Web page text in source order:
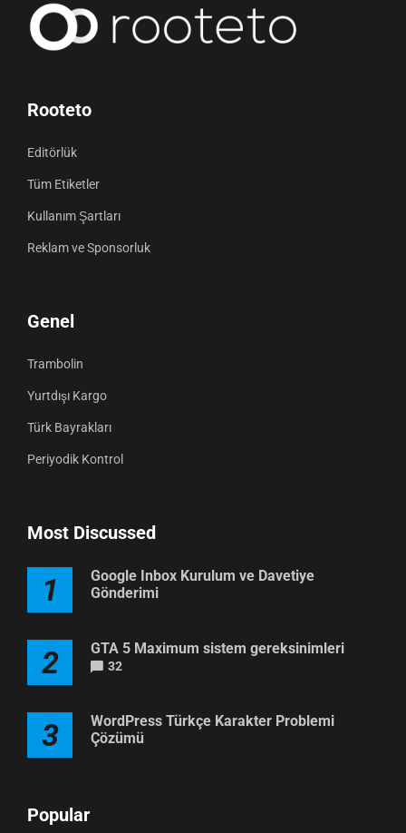
Rooteto
Editörlük
Tüm Etiketler
Kullanım Şartları
Reklam ve Sponsorluk
Genel
Trambolin
Yurtdışı Kargo
Türk Bayrakları
Periyodik Kontrol
Most Discussed
1
Google Inbox Kurulum ve Davetiye
Gönderimi
2 GTA 5 Maximum sistem gereksinimleri
32
3
WordPress Türkçe Karakter Problemi
Çözümü
Popular